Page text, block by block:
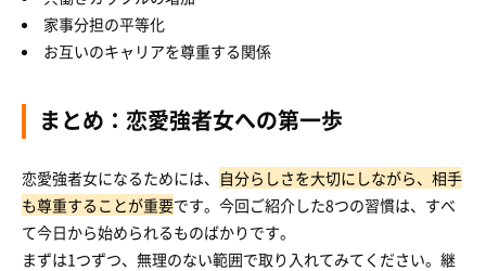
家事分担の平等化
お互いのキャリアを尊重する関係
まとめ：恋愛強者女への第一歩
恋愛強者女になるためには、 自分らしさを大切にしながら、相手
も尊重することが重要です。今回ご紹介した8つの習慣は、すべ
て今日から始められるものばかりです。
まずは1つずつ、無理のない範囲で取り入れてみてください。継